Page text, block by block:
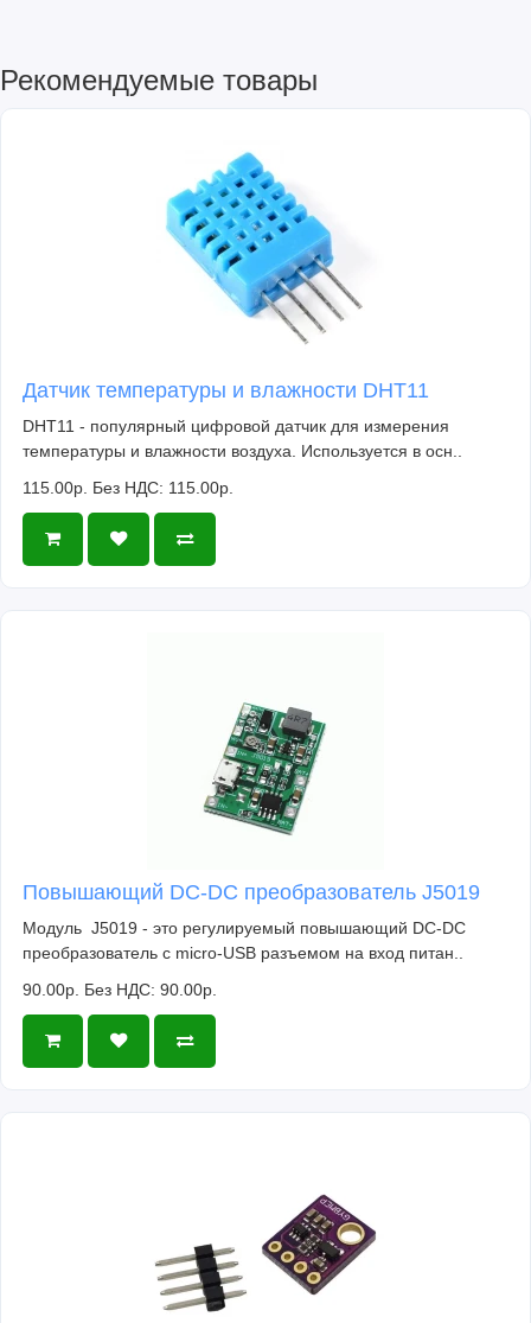
Рекомендуемые товары
Датчик температуры и влажности DHT11
DHT11 - популярный цифровой датчик для измерения
температуры и влажности воздуха. Используется в осн..
115.00р. Без НДС: 115.00р.
Повышающий DC-DC преобразователь J5019
Модуль J5019 - это регулируемый повышающий DC-DC
преобразователь c micro-USB разъемом на вход питан..
90.00р. Без НДС: 90.00р.